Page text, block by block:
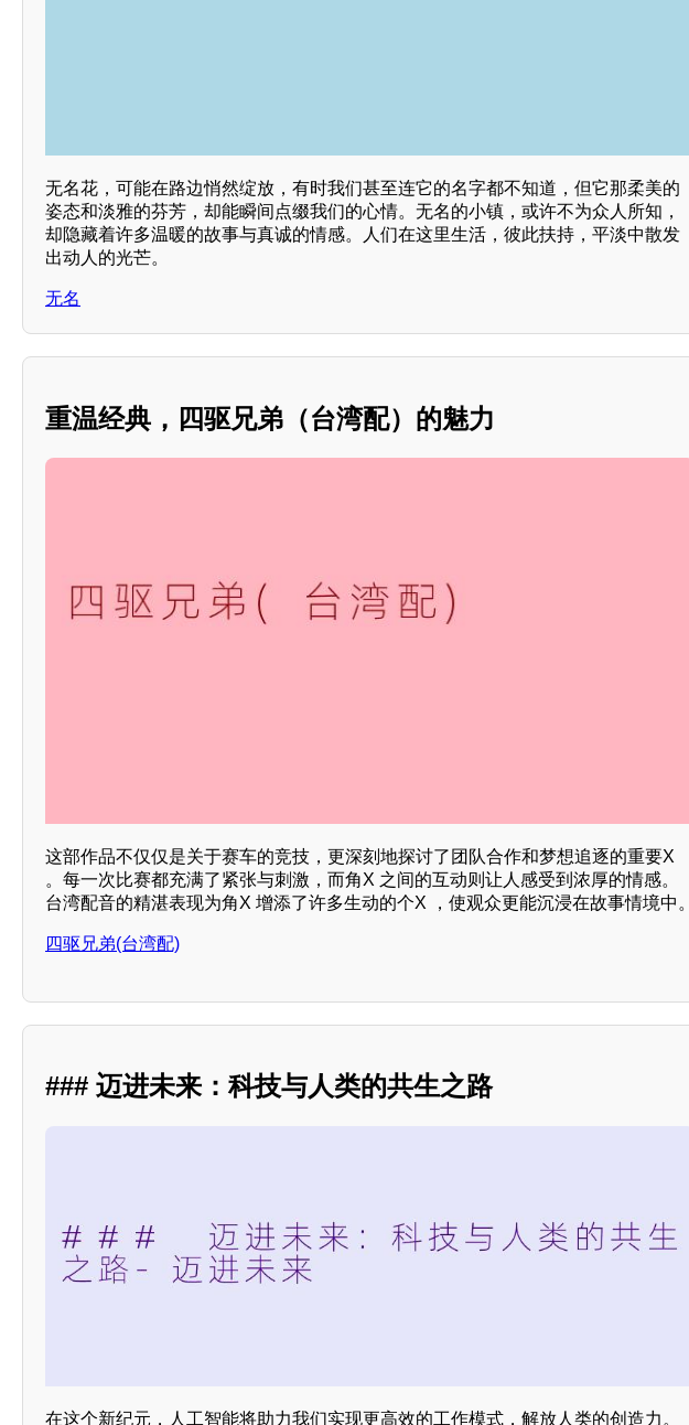
无名花，可能在路边悄然绽放，有时我们甚至连它的名字都不知道，但它那柔美的
姿态和淡雅的芬芳，却能瞬间点缀我们的心情。无名的小镇，或许不为众人所知，
却隐藏着许多温暖的故事与真诚的情感。人们在这里生活，彼此扶持，平淡中散发
出动人的光芒。
无名
重温经典，四驱兄弟（台湾配）的魅力
这部作品不仅仅是关于赛车的竞技，更深刻地探讨了团队合作和梦想追逐的重要X
。每一次比赛都充满了紧张与刺激，而角X 之间的互动则让人感受到浓厚的情感。
台湾配音的精湛表现为角X 增添了许多生动的个X ，使观众更能沉浸在故事情境中。
四驱兄弟(台湾配)
### 迈进未来：科技与人类的共生之路
在这个新纪元，人工智能将助力我们实现更高效的工作模式，解放人类的创造力。